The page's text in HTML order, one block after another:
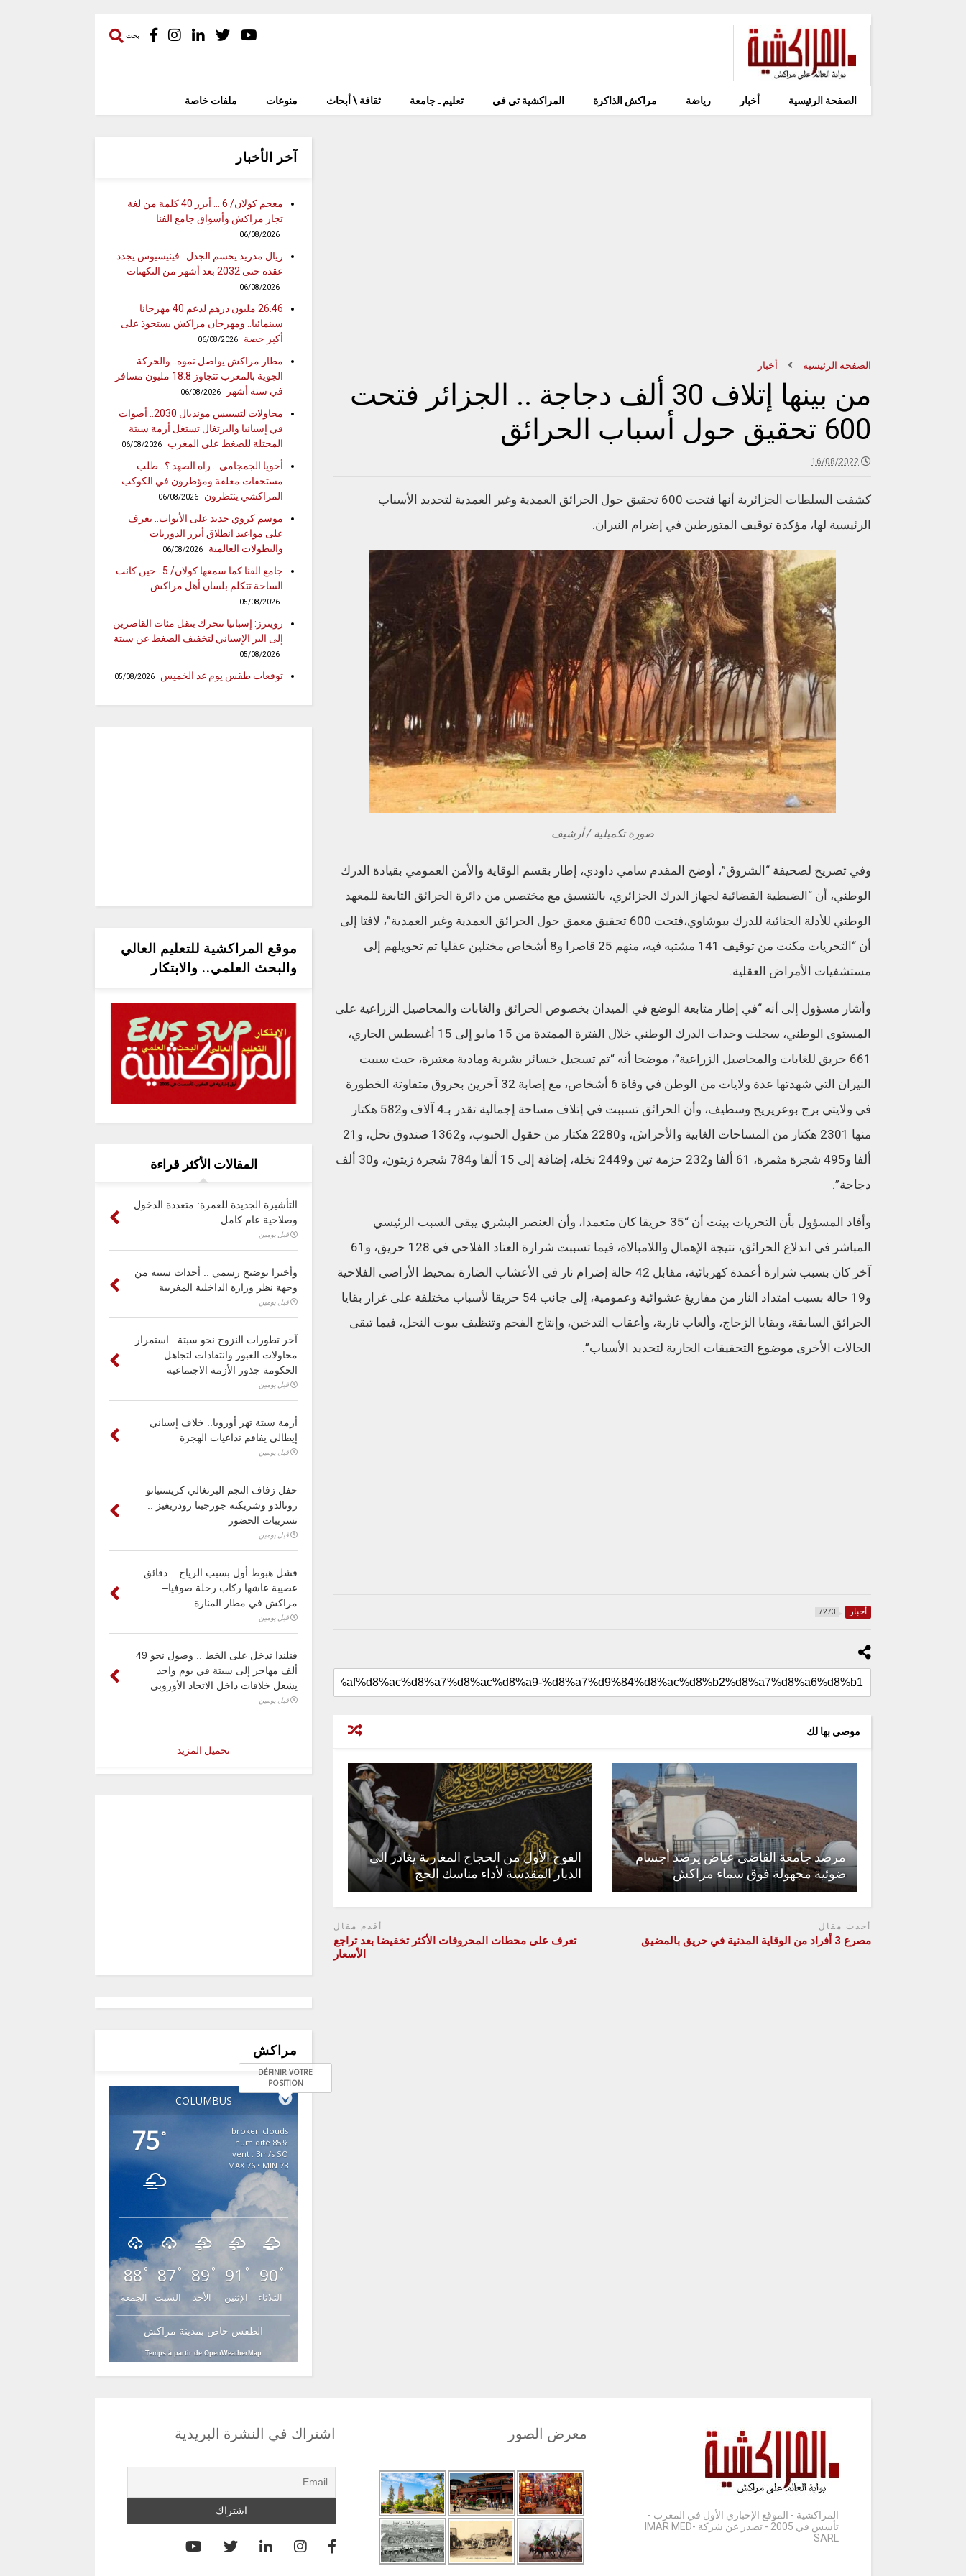
بحث
الصفحة الرئيسية أخبار رياضة مراكش الذاكرة المراكشية تي في تعليم ـ جامعة ثقافة \ أبحاث منوعات ملفات خاصة
الصفحة الرئيسية أخبار
من بينها إتلاف 30 ألف دجاجة .. الجزائر فتحت
600 تحقيق حول أسباب الحرائق
16/08/2022
كشفت السلطات الجزائرية أنها فتحت 600 تحقيق حول الحرائق العمدية وغير العمدية لتحديد الأسباب
الرئيسية لها، مؤكدة توقيف المتورطين في إضرام النيران.
صورة تكميلية / أرشيف
وفي تصريح لصحيفة “الشروق”، أوضح المقدم سامي داودي، إطار بقسم الوقاية والأمن العمومي بقيادة الدرك
الوطني، أن “الضبطية القضائية لجهاز الدرك الجزائري، بالتنسيق مع مختصين من دائرة الحرائق التابعة للمعهد
الوطني للأدلة الجنائية للدرك ببوشاوي،فتحت 600 تحقيق معمق حول الحرائق العمدية وغير العمدية”، لافتا إلى
أن “التحريات مكنت من توقيف 141 مشتبه فيه، منهم 25 قاصرا و8 أشخاص مختلين عقليا تم تحويلهم إلى
مستشفيات الأمراض العقلية.
وأشار مسؤول إلى أنه “في إطار متابعة الوضع في الميدان بخصوص الحرائق والغابات والمحاصيل الزراعية على
المستوى الوطني، سجلت وحدات الدرك الوطني خلال الفترة الممتدة من 15 مايو إلى 15 أغسطس الجاري،
661 حريق للغابات والمحاصيل الزراعية”، موضحا أنه “تم تسجيل خسائر بشرية ومادية معتبرة، حيث سببت
النيران التي شهدتها عدة ولايات من الوطن في وفاة 6 أشخاص، مع إصابة 32 آخرين بحروق متفاوتة الخطورة
في ولايتي برج بوعريريج وسطيف، وأن الحرائق تسببت في إتلاف مساحة إجمالية تقدر بـ4 آلاف و582 هكتار
منها 2301 هكتار من المساحات الغابية والأحراش، و2280 هكتار من حقول الحبوب، و1362 صندوق نحل، و21
ألفا و495 شجرة مثمرة، 61 ألفا و232 حزمة تبن و2449 نخلة، إضافة إلى 15 ألفا و784 شجرة زيتون، و30 ألف
دجاجة”.
وأفاد المسؤول بأن التحريات بينت أن “35 حريقا كان متعمدا، وأن العنصر البشري يبقى السبب الرئيسي
المباشر في اندلاع الحرائق، نتيجة الإهمال واللامبالاة، فيما تسببت شرارة العتاد الفلاحي في 128 حريق، و61
آخر كان بسبب شرارة أعمدة كهربائية، مقابل 42 حالة إضرام نار في الأعشاب الضارة بمحيط الأراضي الفلاحية
و19 حالة بسبب امتداد النار من مفاريغ عشوائية وعمومية، إلى جانب 54 حريقا لأسباب مختلفة على غرار بقايا
الحرائق السابقة، وبقايا الزجاج، وألعاب نارية، وأعقاب التدخين، وإنتاج الفحم وتنظيف بيوت النحل، فيما تبقى
الحالات الأخرى موضوع التحقيقات الجارية لتحديد الأسباب”.
أخبار 7273
موصى بها لك
مرصد جامعة القاضي عياض يرصد أجسام
ضوئية مجهولة فوق سماء مراكش
الفوج الأول من الحجاج المغاربة يغادر الى
الديار المقدسة لأداء مناسك الحج
أحدث مقال
مصرع 3 أفراد من الوقاية المدنية في حريق بالمضيق
أقدم مقال
تعرف على محطات المحروقات الأكثر تخفيضا بعد تراجع
الأسعار
آخر الأخبار
معجم كولان/ 6 … أبرز 40 كلمة من لغة
تجار مراكش وأسواق جامع الفنا
06/08/2026
ريال مدريد يحسم الجدل.. فينيسيوس يجدد
عقده حتى 2032 بعد أشهر من التكهنات
06/08/2026
26.46 مليون درهم لدعم 40 مهرجانا
سينمائيا.. ومهرجان مراكش يستحوذ على
أكبر حصة
06/08/2026
مطار مراكش يواصل نموه.. والحركة
الجوية بالمغرب تتجاوز 18.8 مليون مسافر
في ستة أشهر
06/08/2026
محاولات لتسييس مونديال 2030.. أصوات
في إسبانيا والبرتغال تستغل أزمة سبتة
المحتلة للضغط على المغرب
06/08/2026
أخويا الجمجامي .. راه الصهد ؟.. طلب
مستحقات معلقة ومؤطرون في الكوكب
المراكشي ينتظرون
06/08/2026
موسم كروي جديد على الأبواب.. تعرف
على مواعيد انطلاق أبرز الدوريات
والبطولات العالمية
06/08/2026
جامع الفنا كما سمعها كولان/ 5.. حين كانت
الساحة تتكلم بلسان أهل مراكش
05/08/2026
رويترز: إسبانيا تتحرك بنقل مئات القاصرين
إلى البر الإسباني لتخفيف الضغط عن سبتة
05/08/2026
توقعات طقس يوم غد الخميس 05/08/2026
موقع المراكشية للتعليم العالي
والبحث العلمي.. والابتكار
المقالات الأكثر قراءة
التأشيرة الجديدة للعمرة: متعددة الدخول
وصلاحية عام كامل
قبل يومين
وأخيرا توضيح رسمي .. أحداث سبتة من
وجهة نظر وزارة الداخلية المغربية
قبل يومين
آخر تطورات النزوح نحو سبتة.. استمرار
محاولات العبور وانتقادات لتجاهل
الحكومة جذور الأزمة الاجتماعية
قبل يومين
أزمة سبتة تهز أوروبا.. خلاف إسباني
إيطالي يفاقم تداعيات الهجرة
قبل يومين
حفل زفاف النجم البرتغالي كريستيانو
رونالدو وشريكته جورجينا رودريغيز ..
تسريبات الحضور
قبل يومين
فشل هبوط أول بسبب الرياح .. دقائق
عصيبة عاشها ركاب رحلة صوفيا–
مراكش في مطار المنارة
قبل يومين
فنلندا تدخل على الخط .. وصول نحو 49
ألف مهاجر إلى سبتة في يوم واحد
يشعل خلافات داخل الاتحاد الأوروبي
قبل يومين
تحميل المزيد
مراكش
COLUMBUS
DÉFINIR VOTRE
POSITION
75°
broken clouds
85% humidité
vent : 3m/s SO
MAX 76 • MIN 73
88 °
الجمعة
87 °
السبت
89 °
الأحد
91 °
الإثنين
90 °
الثلاثاء
الطقس خاص بمدينة مراكش
Temps à partir de OpenWeatherMap
المراكشية - الموقع الإخباري الأول في المغرب -
تأسس في 2005 - تصدر عن شركة IMAR MED-
SARL
معرض الصور اشتراك في النشرة البريدية